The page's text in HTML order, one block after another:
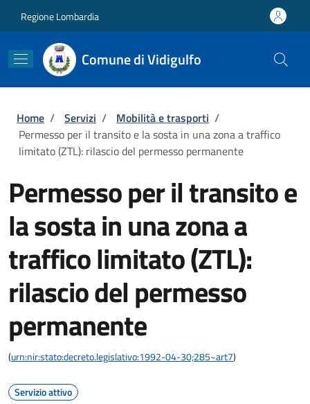
Regione Lombardia
Comune di Vidigulfo
Briciole di pane
Home / Servizi / Mobilità e trasporti /
Permesso per il transito e la sosta in una zona a traffico
limitato (ZTL): rilascio del permesso permanente
Permesso per il transito e
la sosta in una zona a
traffico limitato (ZTL):
rilascio del permesso
permanente
(urn:nir:stato:decreto.legislativo:1992-04-30;285~art7)
Servizio attivo